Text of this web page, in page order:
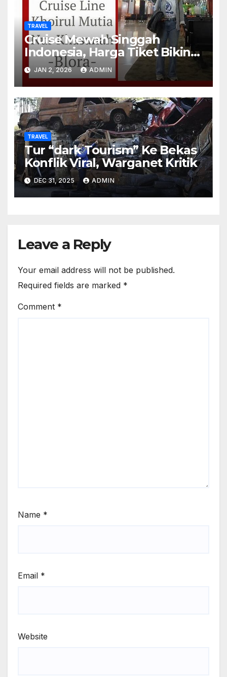
TRAVEL
Cruise Mewah Singgah
Indonesia, Harga Tiket Bikin
Ternganga
JAN 2, 2026 ADMIN
TRAVEL
Tur “dark Tourism” Ke Bekas
Konflik Viral, Warganet Kritik
DEC 31, 2025 ADMIN
Leave a Reply
Your email address will not be published.
Required fields are marked *
Comment *
Name *
Email *
Website